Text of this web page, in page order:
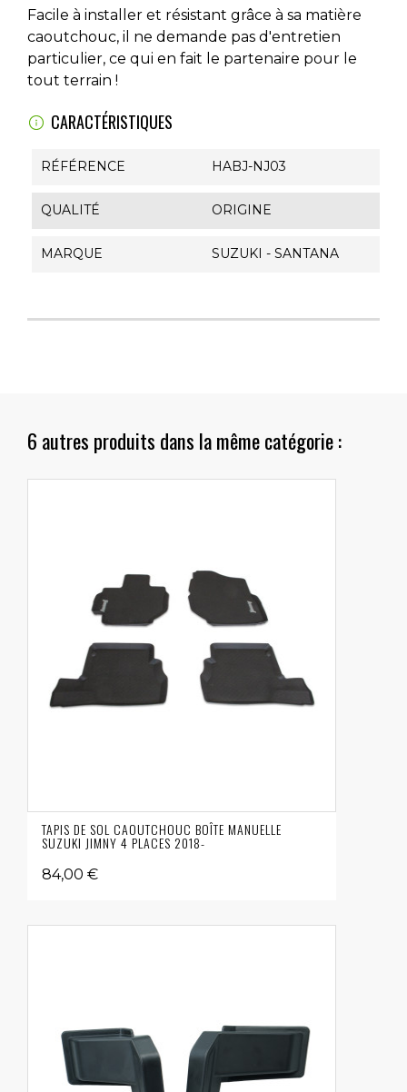
Facile à installer et résistant grâce à sa matière
caoutchouc, il ne demande pas d'entretien
particulier, ce qui en fait le partenaire pour le
tout terrain !
CARACTÉRISTIQUES
RÉFÉRENCE HABJ-NJ03
QUALITÉ ORIGINE
MARQUE SUZUKI - SANTANA
6 autres produits dans la même catégorie :
TAPIS DE SOL CAOUTCHOUC BOÎTE MANUELLE
SUZUKI JIMNY 4 PLACES 2018-
84,00 €